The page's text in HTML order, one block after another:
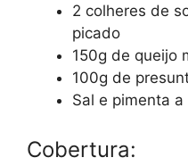
2 colheres de
picado
150g de queijo
100g de
Sal e pimenta
Cobertura: